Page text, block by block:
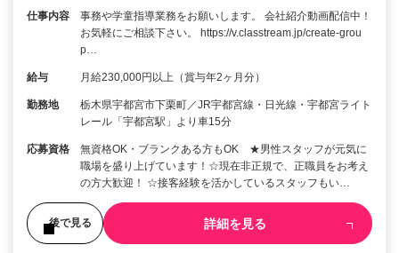
仕事内容
事務や学童指導業務をお願いします。 会社紹介動画配信中！
お気軽にご相談下さい。 https://v.classtream.jp/create-grou
p…
給与 月給230,000円以上（賞与年2ヶ月分）
勤務地
栃木県宇都宮市下栗町／JR宇都宮線・日光線・宇都宮ライト
レール「宇都宮駅」より車15分
応募資格
無資格OK・ブランクある方もOK ★男性スタッフが元気に
職場を盛り上げています！☆現在非正規で、正職員をお考え
の方大歓迎！ ☆接客経験を活かしているスタッフもい…
後で見る 詳細を見る